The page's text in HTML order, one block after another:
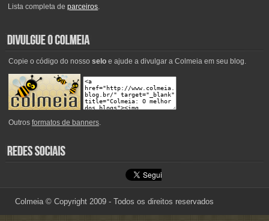
Lista completa deparceiros.
Copie o código do nosso seloe ajude a divulgar a Colmeia em seu blog.
Outros formatos de banners.
Colmeia © Copyright 2009 - Todos os direitos reservados